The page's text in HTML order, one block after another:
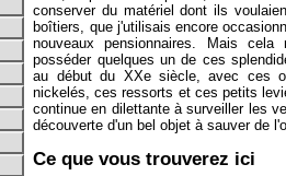
conserver du matériel dont ils
boîtiers, que j'utilisais encore
nouveaux pensionnaires. Mais
posséder quelques un de ces
au début du XXe siècle, avec ces
nickelés, ces ressorts et ces petits
continue en dilettante à surveiller les
découverte d'un bel objet à sauver de
Ce que vous trouverez ici